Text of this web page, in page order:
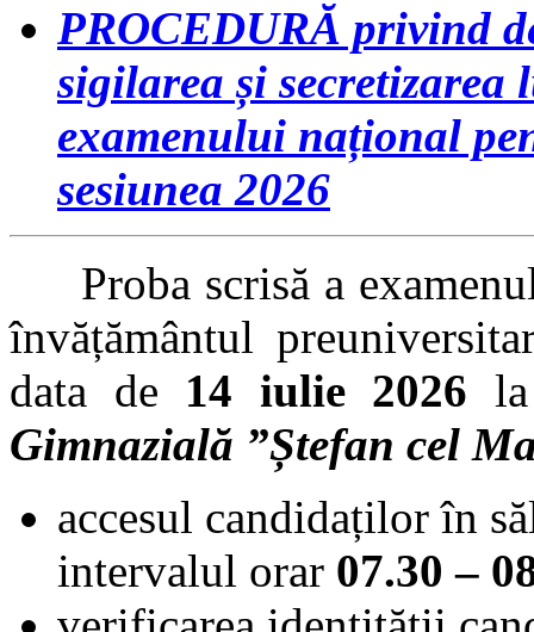
PROCEDURĂ privind
sigilarea și
examenului național
sesiunea 2026
Proba scrisă a
învățământul
data de 14 iulie 2026
Gimnazială ”Ștefan cel
accesul candidaților în
intervalul orar 07.30 –